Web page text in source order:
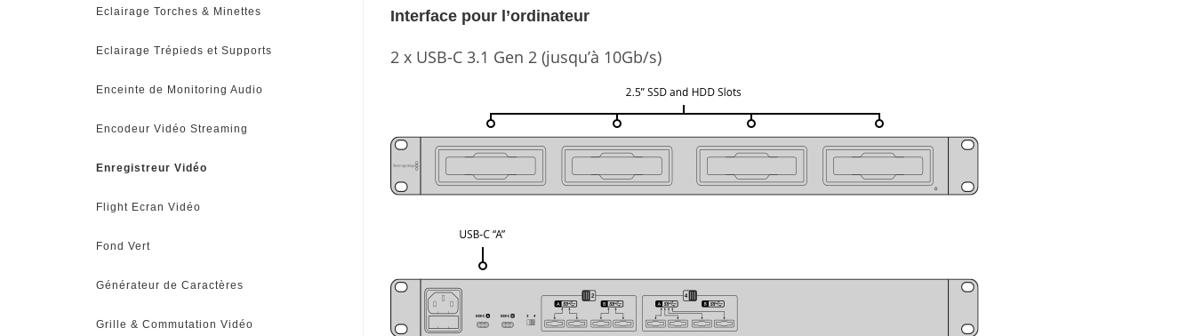
Interface pour l’ordinateur
2 x USB-C 3.1 Gen 2 (jusqu’à 10Gb/s)
Eclairage Torches & Minettes
Eclairage Trépieds et Supports
Enceinte de Monitoring Audio
Encodeur Vidéo Streaming
Enregistreur Vidéo
Flight Ecran Vidéo
Fond Vert
Générateur de Caractères
Grille & Commutation Vidéo